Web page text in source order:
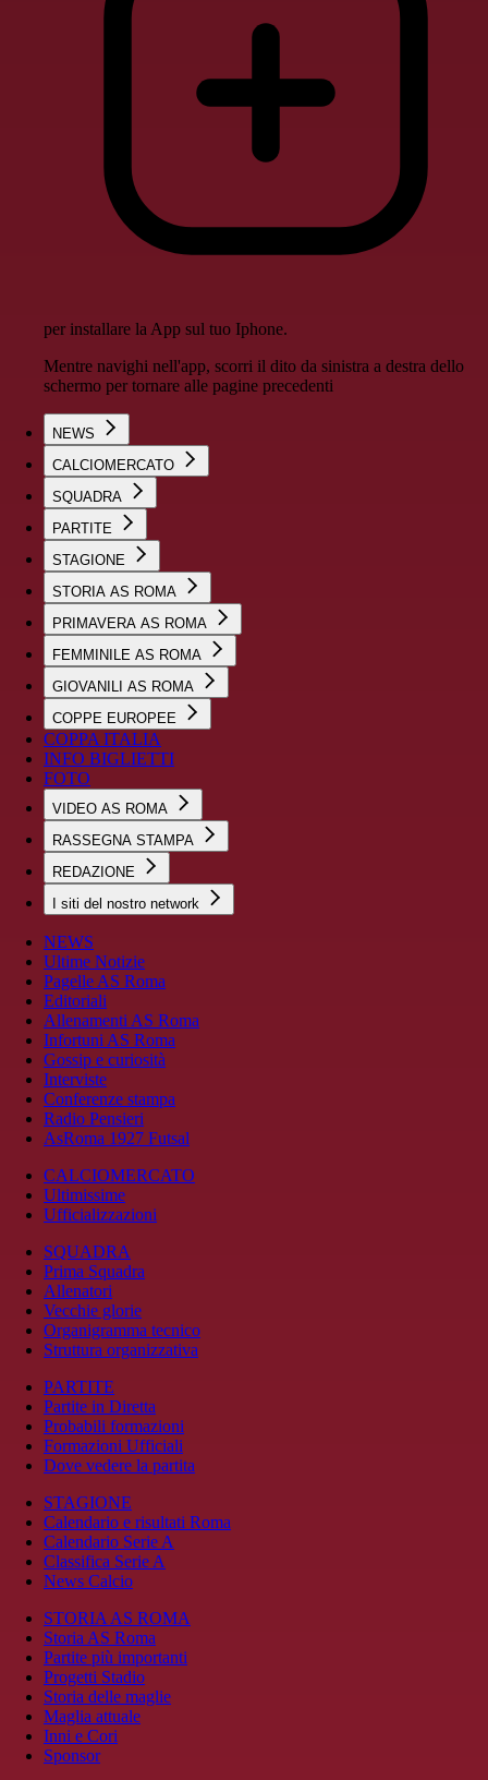
per installare la App sul tuo Iphone.
Mentre navighi nell'app, scorri il dito da sinistra a destra dello
schermo per tornare alle pagine precedenti
NEWS
CALCIOMERCATO
SQUADRA
PARTITE
STAGIONE
STORIA AS ROMA
PRIMAVERA AS ROMA
FEMMINILE AS ROMA
GIOVANILI AS ROMA
COPPE EUROPEE
COPPA ITALIA
INFO BIGLIETTI
FOTO
VIDEO AS ROMA
RASSEGNA STAMPA
REDAZIONE
I siti del nostro network
NEWS
Ultime Notizie
Pagelle AS Roma
Editoriali
Allenamenti AS Roma
Infortuni AS Roma
Gossip e curiosità
Interviste
Conferenze stampa
Radio Pensieri
AsRoma 1927 Futsal
CALCIOMERCATO
Ultimissime
Ufficializzazioni
SQUADRA
Prima Squadra
Allenatori
Vecchie glorie
Organigramma tecnico
Struttura organizzativa
PARTITE
Partite in Diretta
Probabili formazioni
Formazioni Ufficiali
Dove vedere la partita
STAGIONE
Calendario e risultati Roma
Calendario Serie A
Classifica Serie A
News Calcio
STORIA AS ROMA
Storia AS Roma
Partite più importanti
Progetti Stadio
Storia delle maglie
Maglia attuale
Inni e Cori
Sponsor